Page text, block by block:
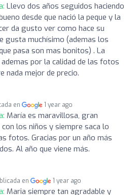
Llevo dos años seguidos haciendo
desde que nació la peque y la
da gusto ver como hace su
gusta muchísimo (ademas los
pasa son mas bonitos) . La
por la calidad de las fotos
nada mejor de precio.
en 1 year ago
María es maravillosa, gran
los niños y siempre saca lo
fotos. Gracias por un año más
Al año que viene más.
en 1 year ago
Maria siempre tan agradable y